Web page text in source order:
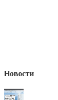
Новости